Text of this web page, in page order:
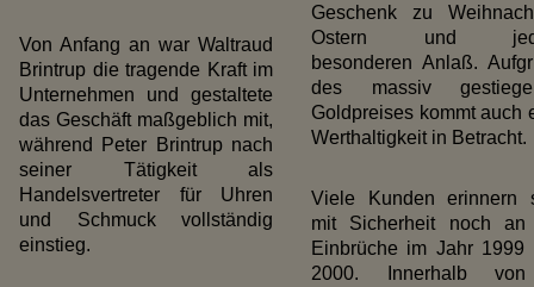
Von Anfang an war Waltraud
Brintrup die tragende Kraft im
Unternehmen und gestaltete
das Geschäft maßgeblich mit,
während Peter Brintrup nach
seiner Tätigkeit als
Handelsvertreter für Uhren
und Schmuck vollständig
einstieg.
Geschenk zu
Ostern und
besonderen Anlaß.
des massiv
Goldpreises kommt auch
Werthaltigkeit in Betracht.
Viele Kunden erinnern
mit Sicherheit noch an
Einbrüche im Jahr 1999
2000. Innerhalb